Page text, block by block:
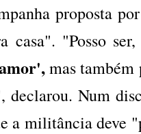
proposta
casa". "Posso
mas também
declarou. Num
a militância deve